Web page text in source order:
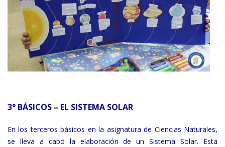
3° BÁSICOS – EL SISTEMA SOLAR
En los terceros básicos en la asignatura de Ciencias Naturales,
se lleva a cabo la elaboración de un Sistema Solar. Esta